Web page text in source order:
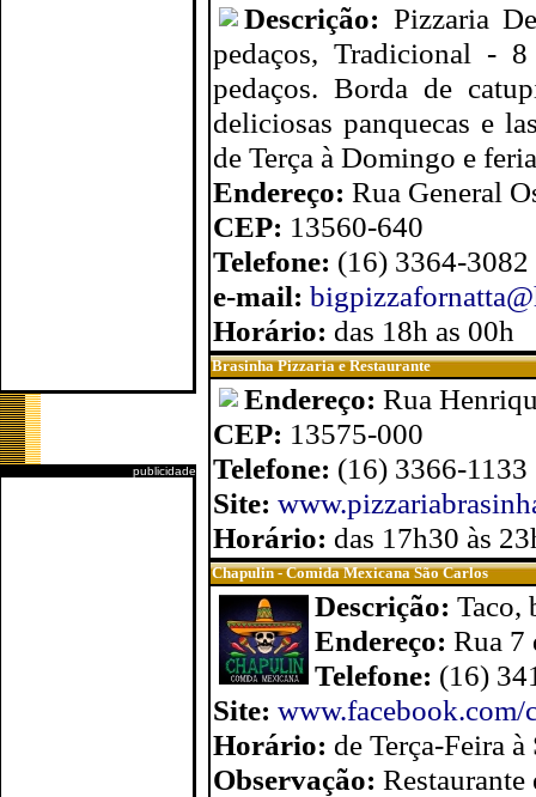
publicidade
Descrição: Pizzaria
pedaços, Tradicional -
pedaços. Borda de
deliciosas panquecas e
de Terça à Domingo e
Endereço: Rua General
CEP: 13560-640
Telefone: (16) 3364-
e-mail:
Horário: das 18h as 00h
Brasinha Pizzaria e Restaurante
Endereço: Rua
CEP: 13575-000
Telefone: (16) 3366-1133
Site:
Horário: das 17h30 às
Chapulin - Comida Mexicana São Carlos
Descrição: Taco,
Endereço: Rua 7
Telefone: (16)
Site:
Horário: de Terça-Feira
Observação: